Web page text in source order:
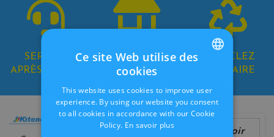
SERVICE
APRÈS-VENTE
8 MAGASINS
EN BELGIQUE
RECYCLEZ
SOLIDAIRE
Informations
Nos magasins
Contactez-nous
après avoir
DUTCH
Ce site Web utilise des
cookies
This website uses cookies to improve user
experience. By using our website you consent
to all cookies in accordance with our Cookie
Policy. En savoir plus